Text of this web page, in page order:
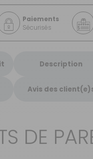
Paiements
Sécurisés
Description
Avis des
DE